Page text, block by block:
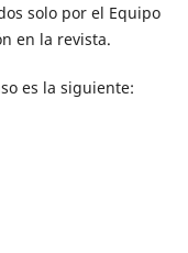
solo por el Equipo
en la revista.
es la siguiente: